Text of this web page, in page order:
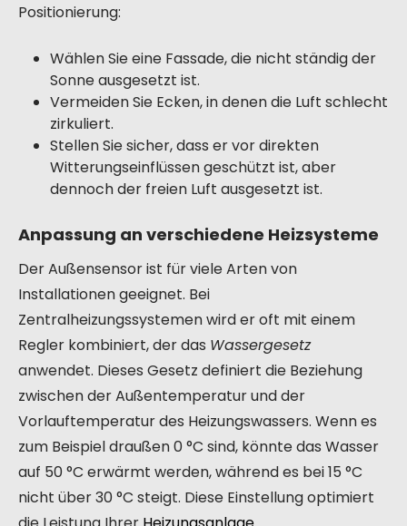
Positionierung:
Wählen Sie eine Fassade, die nicht ständig der
Sonne ausgesetzt ist.
Vermeiden Sie Ecken, in denen die Luft schlecht
zirkuliert.
Stellen Sie sicher, dass er vor direkten
Witterungseinflüssen geschützt ist, aber
dennoch der freien Luft ausgesetzt ist.
Anpassung an verschiedene Heizsysteme
Der Außensensor ist für viele Arten von
Installationen geeignet. Bei
Zentralheizungssystemen wird er oft mit einem
Regler kombiniert, der das Wassergesetz
anwendet. Dieses Gesetz definiert die Beziehung
zwischen der Außentemperatur und der
Vorlauftemperatur des Heizungswassers. Wenn es
zum Beispiel draußen 0 °C sind, könnte das Wasser
auf 50 °C erwärmt werden, während es bei 15 °C
nicht über 30 °C steigt. Diese Einstellung optimiert